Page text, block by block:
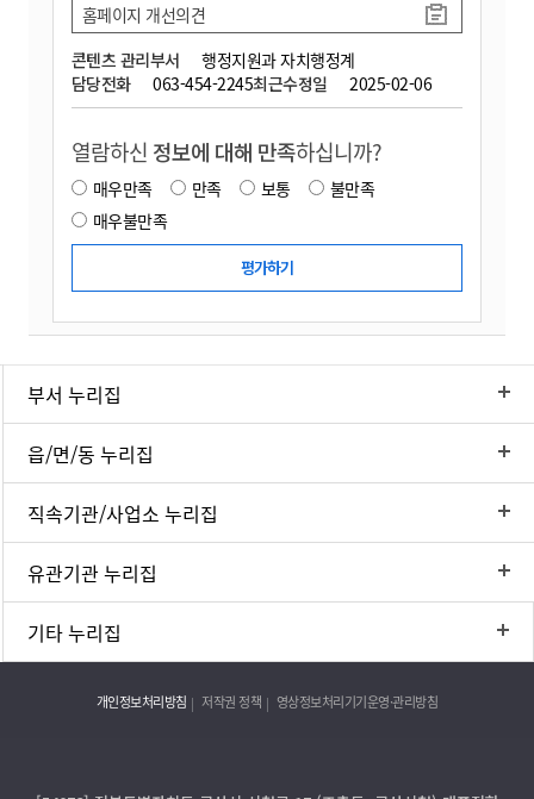
콘텐츠 관리부서
행정지원과 자치행정계
담당전화
063-454-2245최근수정일 2025-02-06
홈페이지 개선의견
열람하신 정보에 대해 만족하십니까?
매우만족 만족 보통
불만족
매우불만족
부서 누리집
읍/면/동 누리집
직속기관/사업소 누리집
유관기관 누리집
기타 누리집
개인정보처리방침 저작권 정책 영상정보처리기기운영·관리방침